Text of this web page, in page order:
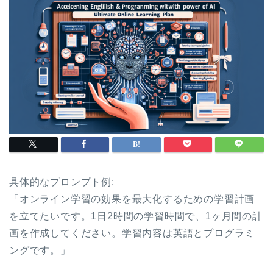
具体的なプロンプト例:
「オンライン学習の効果を最大化するための学習計画
を立てたいです。1日2時間の学習時間で、1ヶ月間の計
画を作成してください。学習内容は英語とプログラミ
ングです。」